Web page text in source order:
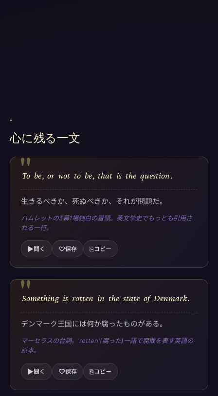
"
心に残る一文
"
To be, or not to be, that is the question.
生きるべきか、死ぬべきか、それが問題だ。
ハムレットの3幕1場独白の冒頭。英文学史でもっとも引用さ
れる一行。
▶聞く ♡保存 ⎘コピー
"
Something is rotten in the state of Denmark.
デンマーク王国には何か腐ったものがある。
マーセラスの台詞。'rotten'(腐った)一語で腐敗を表す英語の
原本。
▶聞く ♡保存 ⎘コピー